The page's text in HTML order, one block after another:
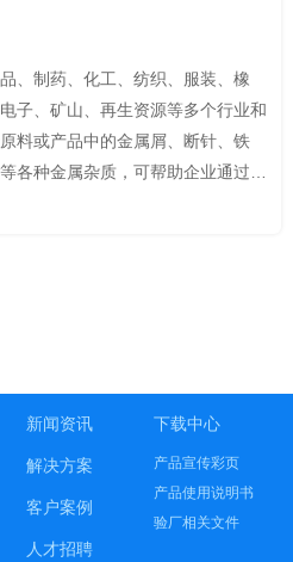
、制药、化工、纺织、服装、橡
子、矿山、再生资源等多个行业和
料或产品中的金属屑、断针、铁
各种金属杂质，可帮助企业通过
新闻资讯
解决方案
客户案例
人才招聘
下载中心
产品宣传彩页
产品使用说明书
验厂相关文件